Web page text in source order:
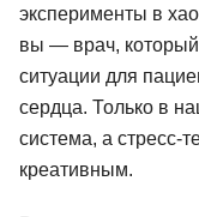
эксперименты в
вы — врач,
ситуации для
сердца. Только в
система, а стресс-
креативным.